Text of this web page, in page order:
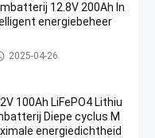
12.8V 200Ah In
energiebeheer
lithiumbatterij
2025-04-26
100Ah LiFePO4 Lithiu
Diepe cyclus M
energiedichtheid